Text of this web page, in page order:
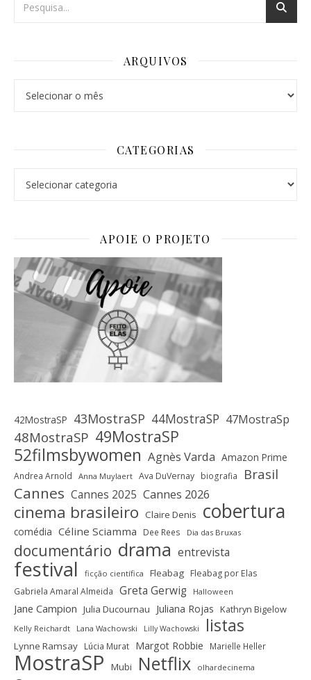
ARQUIVOS
CATEGORIAS
APOIE O PROJETO
42MostraSP 43MostraSP 44MostraSP 47MostraSp
48MostraSP 49MostraSP
52filmsbywomen Agnès Varda Amazon Prime
Andrea Arnold Anna Muylaert Ava DuVernay biografia Brasil
Cannes Cannes 2025 Cannes 2026
cinema brasileiro Claire Denis cobertura
comédia Céline Sciamma Dee Rees Dia das Bruxas
documentário drama entrevista
festival ficção científica Fleabag Fleabag por Elas
Gabriela Amaral Almeida Greta Gerwig Halloween
Jane Campion Julia Ducournau Juliana Rojas Kathryn Bigelow
Kelly Reichardt Lana Wachowski Lilly Wachowski listas
Lynne Ramsay Lúcia Murat Margot Robbie Marielle Heller
MostraSP Mubi Netflix olhardecinema